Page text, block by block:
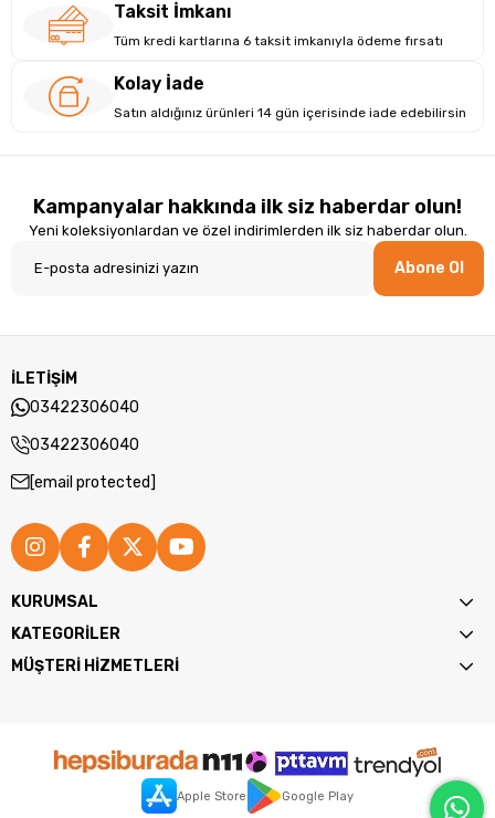
Taksit İmkanı
Tüm kredi kartlarına 6 taksit imkanıyla ödeme fırsatı
Kolay İade
Satın aldığınız ürünleri 14 gün içerisinde iade edebilirsin
Kampanyalar hakkında ilk siz haberdar olun!
Yeni koleksiyonlardan ve özel indirimlerden ilk siz haberdar olun.
Abone Ol
İLETİŞİM
03422306040
03422306040
[email protected]
KURUMSAL
KATEGORİLER
MÜŞTERİ HİZMETLERİ
Apple Store Google Play